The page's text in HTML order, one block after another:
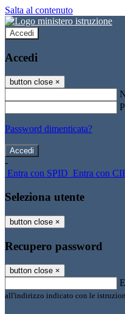
Salta al contenuto
Accedi
Accedi
button close ×
Password dimenticata?
-
Entra con SPID Entra con
Seleziona utente
button close ×
Recupero password
button close ×
all'indirizzo indicato con le